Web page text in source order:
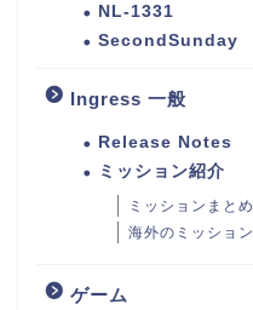
NL-1331
SecondSunday
Ingress 一般
Release Notes
ミッション紹介
ミッションまとめ
海外のミッション
ゲーム